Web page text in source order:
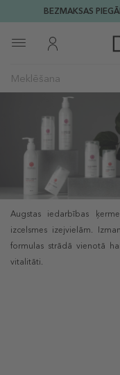
BEZMAKSAS
Augstas iedarbības
izcelsmes izejvielām.
formulas strādā vienotā
vitalitāti.